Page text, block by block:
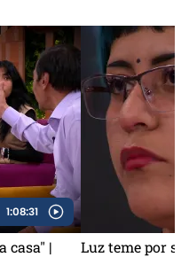
1:08:31
casa" |
Luz teme por